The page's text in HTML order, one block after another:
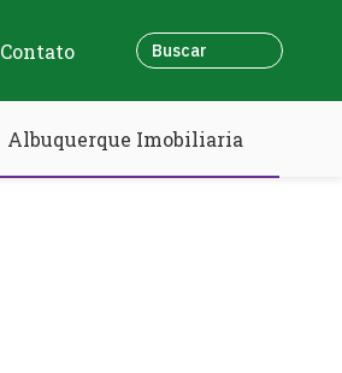
Contato
Albuquerque Imobiliaria